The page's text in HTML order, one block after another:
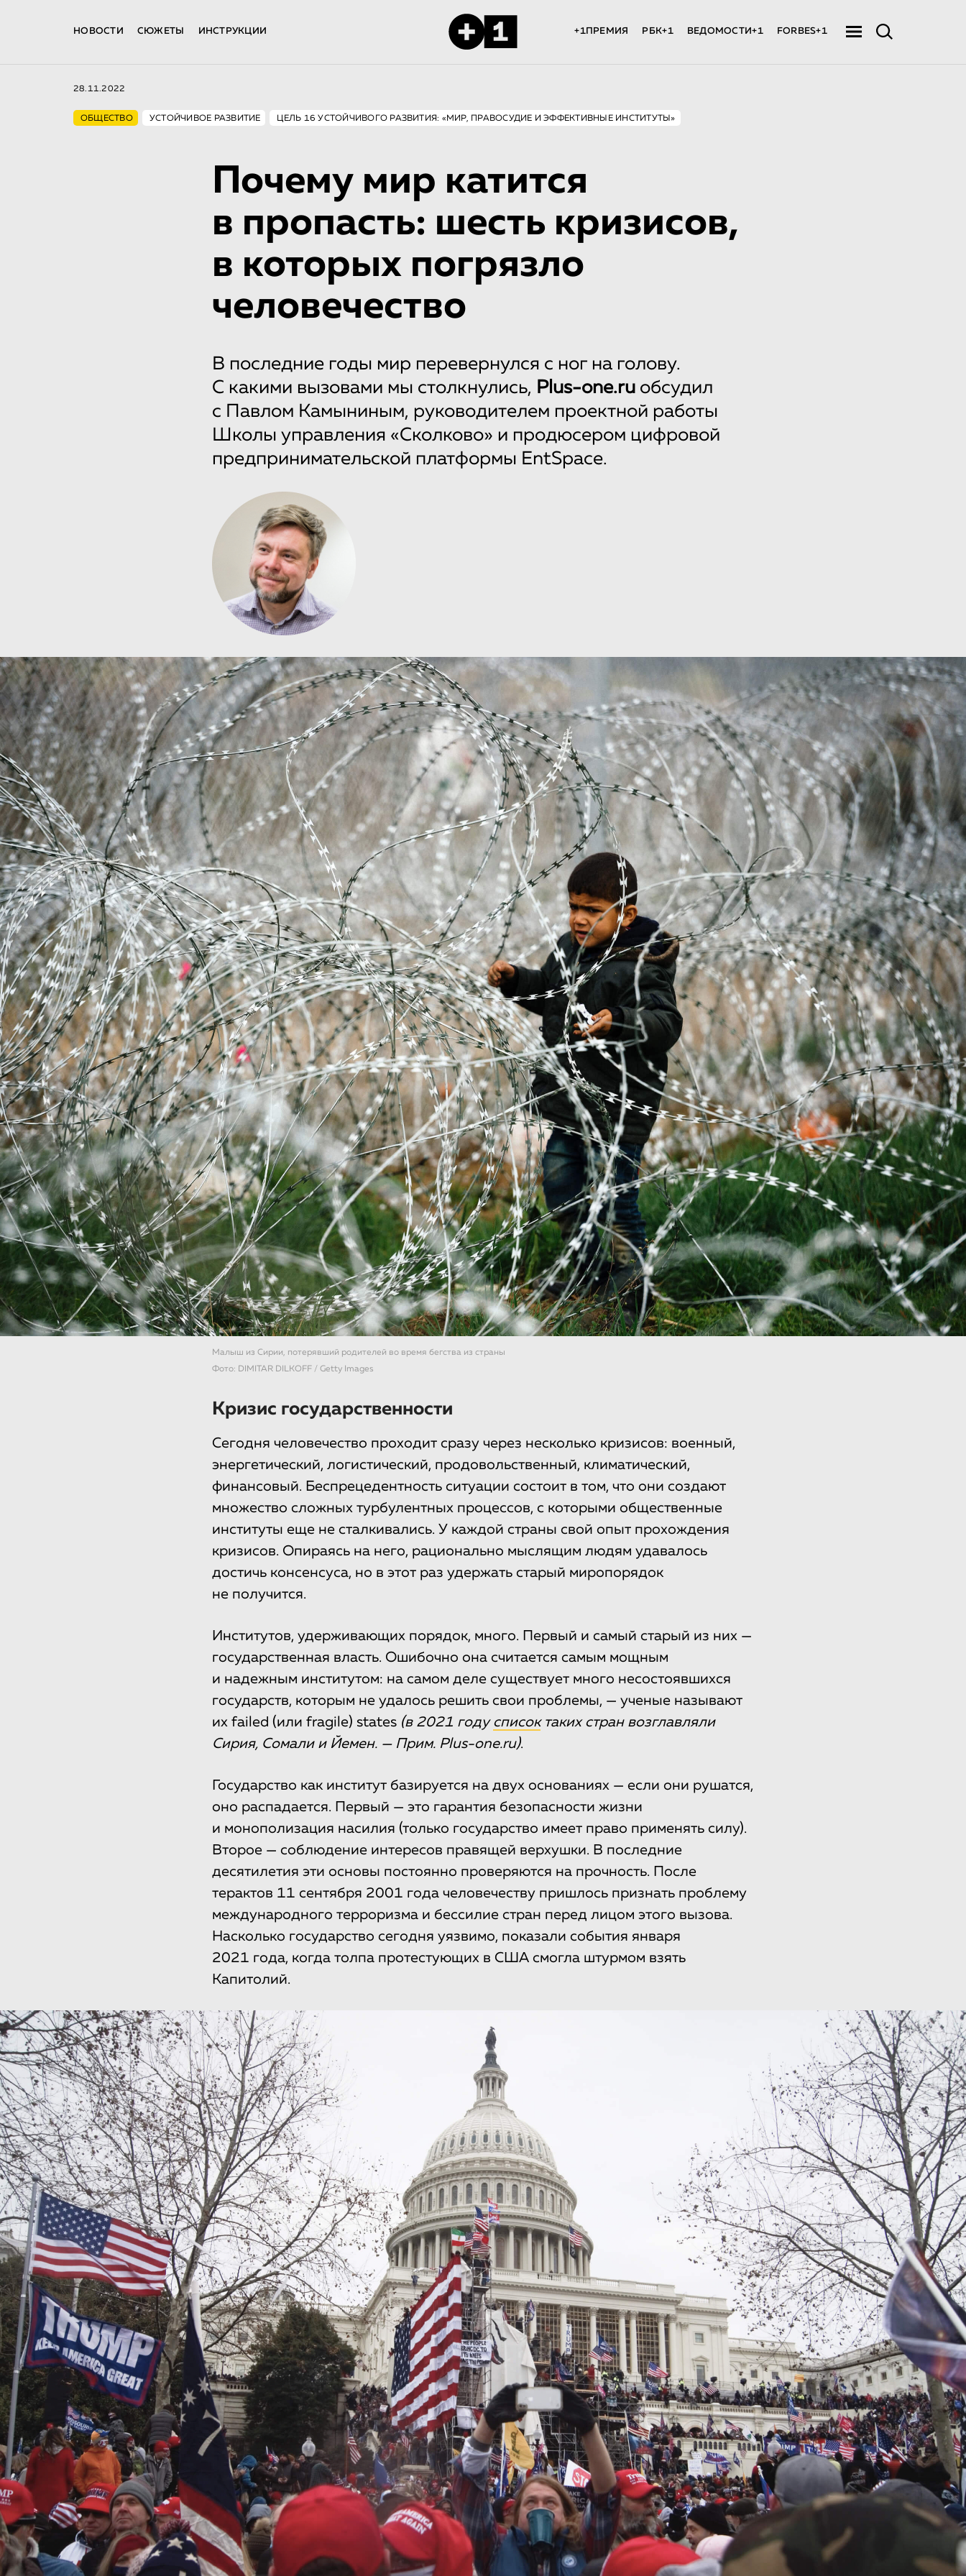
НОВОСТИ СЮЖЕТЫ ИНСТРУКЦИИ +1ПРЕМИЯ РБК+1 ВЕДОМОСТИ+1 FORBES+1
28.11.2022
ОБЩЕСТВО УСТОЙЧИВОЕ РАЗВИТИЕ ЦЕЛЬ 16 УСТОЙЧИВОГО РАЗВИТИЯ: «МИР, ПРАВОСУДИЕ И ЭФФЕКТИВНЫЕ ИНСТИТУТЫ»
Почему мир катится
в пропасть: шесть кризисов,
в которых погрязло
человечество
В последние годы мир перевернулся с ног на голову.
С какими вызовами мы столкнулись, Plus-one.ruобсудил
с Павлом Камыниным, руководителем проектной работы
Школы управления «Сколково» и продюсером цифровой
предпринимательской платформы EntSpace.
Малыш из Сирии, потерявший родителей во время бегства из страны
Фото: DIMITAR DILKOFF / Getty Images
Кризис государственности
Сегодня человечество проходит сразу через несколько кризисов: военный,
энергетический, логистический, продовольственный, климатический,
финансовый. Беспрецедентность ситуации состоит в том, что они создают
множество сложных турбулентных процессов, с которыми общественные
институты еще не сталкивались. У каждой страны свой опыт прохождения
кризисов. Опираясь на него, рационально мыслящим людям удавалось
достичь консенсуса, но в этот раз удержать старый миропорядок
не получится.
Институтов, удерживающих порядок, много. Первый и самый старый из них —
государственная власть. Ошибочно она считается самым мощным
и надежным институтом: на самом деле существует много несостоявшихся
государств, которым не удалось решить свои проблемы, — ученые называют
их failed (или fragile) states (в 2021 году списоктаких стран возглавляли
Сирия, Сомали и Йемен. — Прим. Plus-one.ru).
Государство как институт базируется на двух основаниях — если они рушатся,
оно распадается. Первый — это гарантия безопасности жизни
и монополизация насилия (только государство имеет право применять силу).
Второе — соблюдение интересов правящей верхушки. В последние
десятилетия эти основы постоянно проверяются на прочность. После
терактов 11 сентября 2001 года человечеству пришлось признать проблему
международного терроризма и бессилие стран перед лицом этого вызова.
Насколько государство сегодня уязвимо, показали события января
2021 года, когда толпа протестующих в США смогла штурмом взять
Капитолий.